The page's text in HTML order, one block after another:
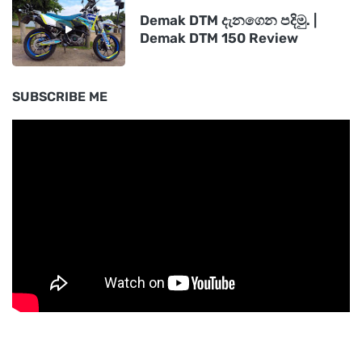
Demak DTM දැනගෙන පදිමු. |
Demak DTM 150 Review
SUBSCRIBE ME